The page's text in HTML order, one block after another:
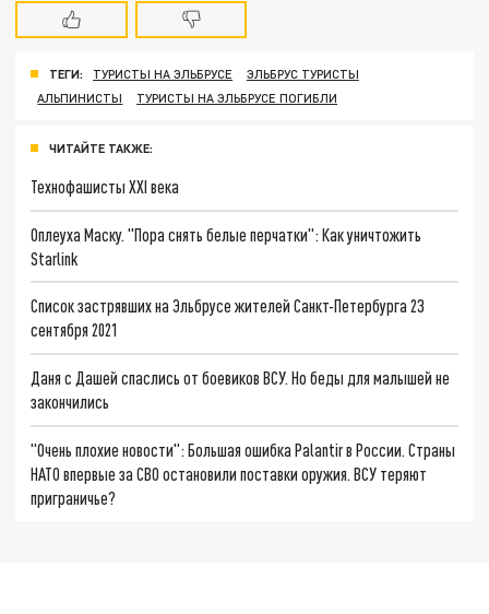
ТЕГИ: ТУРИСТЫ НА ЭЛЬБРУСЕ
ЭЛЬБРУС ТУРИСТЫ
АЛЬПИНИСТЫ
ТУРИСТЫ НА ЭЛЬБРУСЕ ПОГИБЛИ
ЧИТАЙТЕ ТАКЖЕ:
Технофашисты XXI века
Оплеуха Маску. "Пора снять белые перчатки": Как уничтожить
Starlink
Список застрявших на Эльбрусе жителей Санкт-Петербурга 23
сентября 2021
Даня с Дашей спаслись от боевиков ВСУ. Но беды для малышей не
закончились
"Очень плохие новости": Большая ошибка Palantir в России. Страны
НАТО впервые за СВО остановили поставки оружия. ВСУ теряют
приграничье?